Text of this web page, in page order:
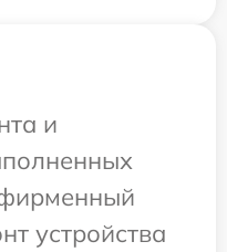
и
устройства